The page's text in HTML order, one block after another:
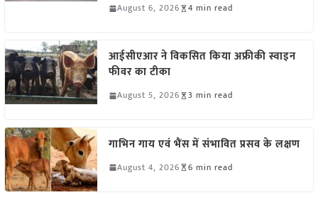
August 6, 2026 4 min read
आईसीएआर ने विकसित किया अफ्रीकी स्वाइन
फीवर का टीका
August 5, 2026 3 min read
गाभिन गाय एवं भैंस में संभावित प्रसव के लक्षण
August 4, 2026 6 min read